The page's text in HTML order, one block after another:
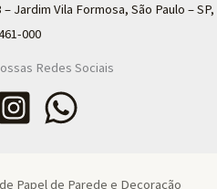
Jardim Vila Formosa, São Paulo – SP,
000
Redes Sociais
Papel de Parede e Decoração